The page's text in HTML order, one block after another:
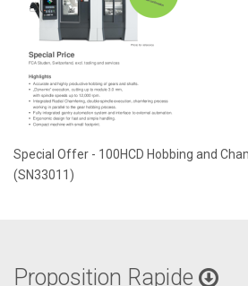
Special Offer - 100HCD Hobbing and
(SN33011)
Proposition Rapide